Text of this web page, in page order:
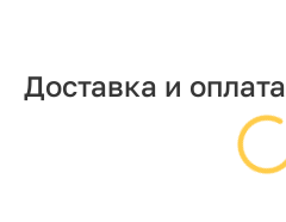
Доставка и оплата